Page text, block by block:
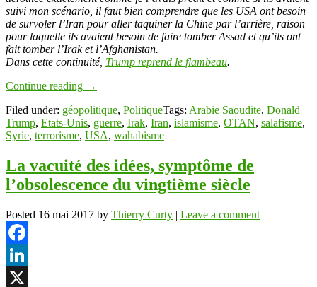
suivi mon scénario, il faut bien comprendre que les USA ont besoin
de survoler l’Iran pour aller taquiner la Chine par l’arrière, raison
pour laquelle ils avaient besoin de faire tomber Assad et qu’ils ont
fait tomber l’Irak et l’Afghanistan.
Dans cette continuité, Trump reprend le flambeau.
Continue reading →
Filed under: géopolitique, PolitiqueTags: Arabie Saoudite, Donald
Trump, Etats-Unis, guerre, Irak, Iran, islamisme, OTAN, salafisme,
Syrie, terrorisme, USA, wahabisme
La vacuité des idées, symptôme de
l’obsolescence du vingtième siècle
Posted 16 mai 2017 by Thierry Curty | Leave a comment
Facebook
LinkedIn